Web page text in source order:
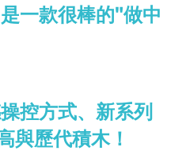
一款很棒的"做中
控方式、新系列
與歷代積木！